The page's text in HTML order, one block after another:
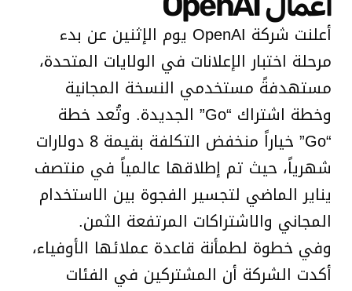
أعلنت شركة OpenAI يوم الإثنين عن بدء
مرحلة اختبار الإعلانات في الولايات المتحدة،
مستهدفةً مستخدمي النسخة المجانية
وخطة اشتراك “Go” الجديدة. وتُعد خطة
“Go” خياراً منخفض التكلفة بقيمة 8 دولارات
شهرياً، حيث تم إطلاقها عالمياً في منتصف
يناير الماضي لتجسير الفجوة بين الاستخدام
المجاني والاشتراكات المرتفعة الثمن.
وفي خطوة لطمأنة قاعدة عملائها الأوفياء،
أكدت الشركة أن المشتركين في الفئات